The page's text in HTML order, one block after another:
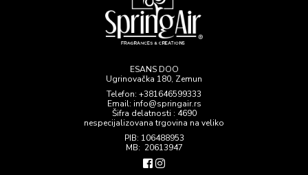
ESANS DOO
Ugrinovačka 180, Zemun
Telefon: +381646599333
Email: info@springair.rs
Šifra delatnosti : 4690
nespecijalizovana trgovina na veliko
PIB: 106488953
MB: 20613947